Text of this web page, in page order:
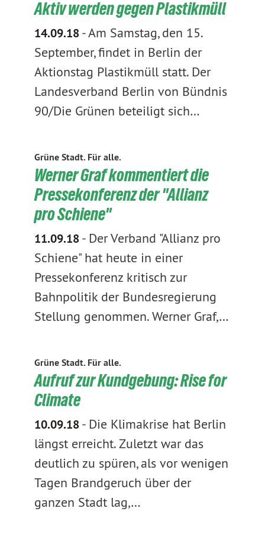
Aktiv werden gegen Plastikmüll
14.09.18-Am Samstag, den 15.
September, findet in Berlin der
Aktionstag Plastikmüll statt. Der
Landesverband Berlin von Bündnis
90/Die Grünen beteiligt sich…
Grüne Stadt. Für alle.
Werner Graf kommentiert die
Pressekonferenz der "Allianz
pro Schiene"
11.09.18- Der Verband "Allianz pro
Schiene" hat heute in einer
Pressekonferenz kritisch zur
Bahnpolitik der Bundesregierung
Stellung genommen. Werner Graf,…
Grüne Stadt. Für alle.
Aufruf zur Kundgebung: Rise for
Climate
10.09.18- Die Klimakrise hat Berlin
längst erreicht. Zuletzt war das
deutlich zu spüren, als vor wenigen
Tagen Brandgeruch über der
ganzen Stadt lag,…